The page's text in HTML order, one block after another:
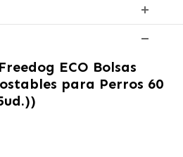
Freedog ECO Bolsas
para Perros 60